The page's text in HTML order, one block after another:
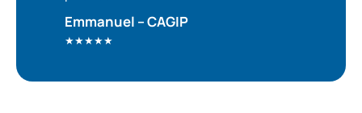
Emmanuel – CAGIP
★★★★★